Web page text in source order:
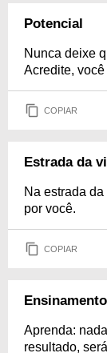
Potencial
Nunca deixe
Acredite,
COPIAR
Estrada da
Na estrada
por você.
COPIAR
Aprenda:
resultado,